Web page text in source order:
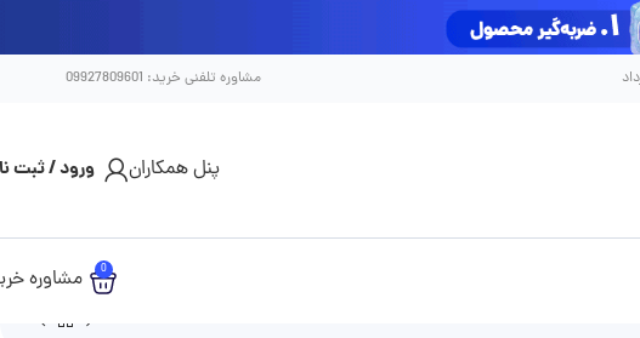
مشاوره تلفنی خرید: 09927809601
پنل همکاران ورود / ثبت
0 مشاوره